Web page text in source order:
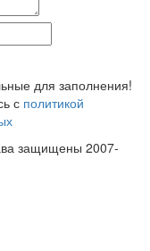
для заполнения!
с политикой
защищены 2007-